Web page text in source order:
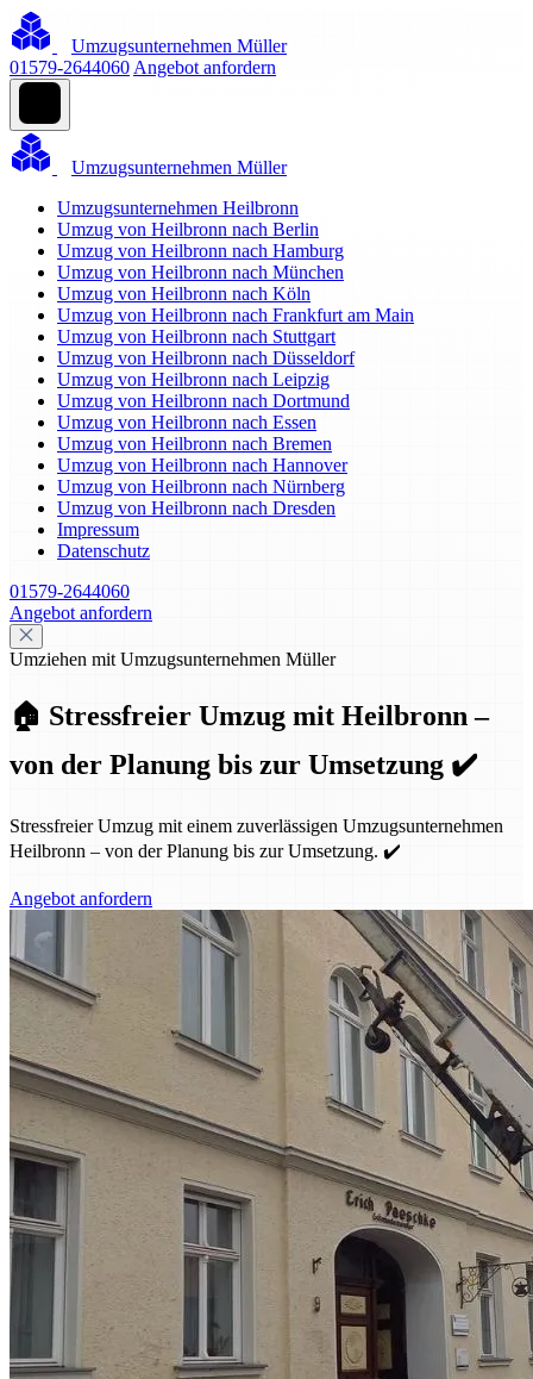
Umzugsunternehmen Müller
01579-2644060 Angebot anfordern
Umzugsunternehmen Müller
Umzugsunternehmen Heilbronn
Umzug von Heilbronn nach Berlin
Umzug von Heilbronn nach Hamburg
Umzug von Heilbronn nach München
Umzug von Heilbronn nach Köln
Umzug von Heilbronn nach Frankfurt am Main
Umzug von Heilbronn nach Stuttgart
Umzug von Heilbronn nach Düsseldorf
Umzug von Heilbronn nach Leipzig
Umzug von Heilbronn nach Dortmund
Umzug von Heilbronn nach Essen
Umzug von Heilbronn nach Bremen
Umzug von Heilbronn nach Hannover
Umzug von Heilbronn nach Nürnberg
Umzug von Heilbronn nach Dresden
Impressum
Datenschutz
01579-2644060
Angebot anfordern
Umziehen mit Umzugsunternehmen Müller
🏠 Stressfreier Umzug mit Heilbronn –
von der Planung bis zur Umsetzung ✔️
Stressfreier Umzug mit einem zuverlässigen Umzugsunternehmen
Heilbronn – von der Planung bis zur Umsetzung. ✔️
Angebot anfordern